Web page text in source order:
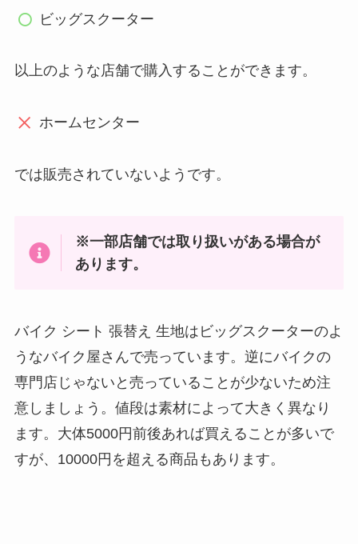
ビッグスクーター
以上のような店舗で購入することができます。
ホームセンター
では販売されていないようです。
※一部店舗では取り扱いがある場合が
あります。
バイク シート 張替え 生地はビッグスクーターのよ
うなバイク屋さんで売っています。逆にバイクの
専門店じゃないと売っていることが少ないため注
意しましょう。値段は素材によって大きく異なり
ます。大体5000円前後あれば買えることが多いで
すが、10000円を超える商品もあります。